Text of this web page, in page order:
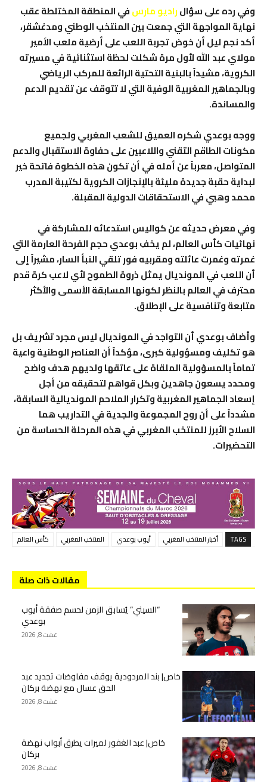
وفي رده على سؤالراديو مارسفي المنطقة المختلطة عقب
نهاية المواجهة التي جمعت بين المنتخب الوطني ومدغشقر،
أكد نجم ليل أن خوض تجربة اللعب على أرضية ملعب الأمير
مولاي عبد الله لأول مرة شكلت لحظة استثنائية في مسيرته
الكروية، مشيداً بالبنية التحتية الرائعة للمركب الرياضي
وبالجماهير المغربية الوفية التي لا تتوقف عن تقديم الدعم
والمساندة.
ووجه بوعدي شكره العميق للشعب المغربي ولجميع
مكونات الطاقم التقني واللاعبين على حفاوة الاستقبال والدعم
المتواصل، معرباً عن أمله في أن تكون هذه الخطوة فاتحة خير
لبداية حقبة جديدة مليئة بالإنجازات الكروية لكتيبة المدرب
محمد وهبي في الاستحقاقات الدولية المقبلة.
وفي معرض حديثه عن كواليس استدعائه للمشاركة في
نهائيات كأس العالم، لم يخفِ بوعدي حجم الفرحة العارمة التي
غمرته وغمرت عائلته ومقربيه فور تلقي النبأ السار، مشيراً إلى
أن اللعب في المونديال يمثل ذروة الطموح لأي لاعب كرة قدم
محترف في العالم بالنظر لكونها المسابقة الأسمى والأكثر
متابعة وتنافسية على الإطلاق.
وأضاف بوعدي أن التواجد في المونديال ليس مجرد تشريف بل
هو تكليف ومسؤولية كبرى، مؤكداً أن العناصر الوطنية واعية
تماماً بالمسؤولية الملقاة على عاتقها ولديهم هدف واضح
ومحدد يسعون جاهدين وبكل قواهم لتحقيقه من أجل
إسعاد الجماهير المغربية وتكرار الملاحم المونديالية السابقة،
مشدداً على أن روح المجموعة والجدية في التداريب هما
السلاح الأبرز للمنتخب المغربي في هذه المرحلة الحساسة من
التحضيرات.
TAGS أخبار المنتخب المغربي أيوب بوعدي المنتخب المغربي كأس العالم
مقالات ذات صلة
“السيتي” يُسابق الزمن لحسم صفقة أيوب
بوعدي
غشت 8, 2026
خاص| بند المردودية يوقف مفاوضات تجديد عبد
الحق عسال مع نهضة بركان
غشت 8, 2026
خاص| عبد الغفور لميرات يطرق أبواب نهضة
بركان
غشت 8, 2026